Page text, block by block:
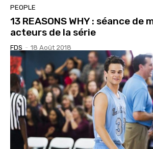
PEOPLE
13 REASONS WHY : séance de
acteurs de la série
FDS - 18 Août 2018